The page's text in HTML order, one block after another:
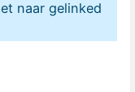
naar gelinked